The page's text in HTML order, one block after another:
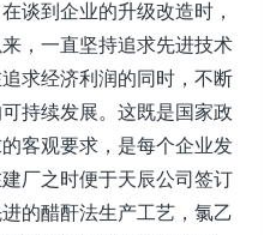
谈到企业的升级改造时，
，一直坚持追求先进技术
求经济利润的同时，不断
持续发展。这既是国家政
客观要求，是每个企业发
厂之时便于天辰公司签订
的醋酐法生产工艺，氯乙